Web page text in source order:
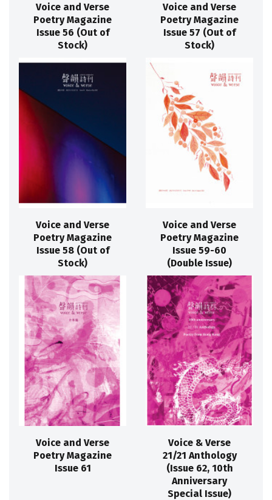
Voice and Verse
Poetry Magazine
Issue 56 (Out of
Stock)
Voice and Verse
Poetry Magazine
Issue 57 (Out of
Stock)
Voice and Verse
Poetry Magazine
Issue 58 (Out of
Stock)
Voice and Verse
Poetry Magazine
Issue 59-60
(Double Issue)
Voice and Verse
Poetry Magazine
Issue 61
Voice & Verse
21/21 Anthology
(Issue 62, 10th
Anniversary
Special Issue)